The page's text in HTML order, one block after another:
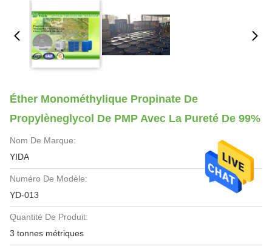
Éther Monométhylique Propinate De
Propylèneglycol De PMP Avec La Pureté De 99%
Nom De Marque:
YIDA
Numéro De Modèle:
YD-013
Quantité De Produit:
3 tonnes métriques